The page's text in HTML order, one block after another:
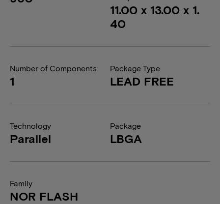
11.00 x 13.00 x 1.
40
Number of Components
1
Package Type
LEAD FREE
Technology
Parallel
Package
LBGA
Family
NOR FLASH